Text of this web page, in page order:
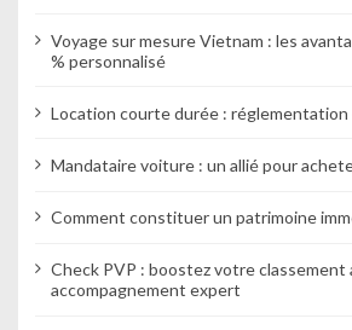
Voyage sur mesure Vietnam : les
% personnalisé
Location courte durée :
Mandataire voiture : un allié pour
Comment constituer un patrimoine
Check PVP : boostez votre classement
accompagnement expert